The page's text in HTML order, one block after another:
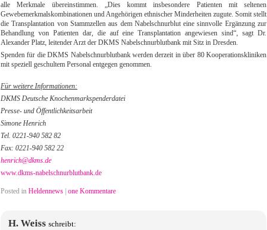
alle Merkmale übereinstimmen. „Dies kommt insbesondere Patienten mit seltenen
Gewebemerkmalskombinationen und Angehörigen ethnischer Minderheiten zugute. Somit stellt
die Transplantation von Stammzellen aus dem Nabelschnurblut eine sinnvolle Ergänzung zur
Behandlung von Patienten dar, die auf eine Transplantation angewiesen sind“, sagt Dr.
Alexander Platz, leitender Arzt der DKMS Nabelschnurblutbank mit Sitz in Dresden.
Spenden für die DKMS Nabelschnurblutbank werden derzeit in über 80 Kooperationskliniken
mit speziell geschultem Personal entgegen genommen.
Für weitere Informationen:
DKMS Deutsche Knochenmarkspenderdatei
Presse- und Öffentlichkeitsarbeit
Simone Henrich
Tel. 0221-940 582 82
Fax: 0221-940 582 22
henrich@dkms.de
www.dkms-nabelschnurblutbank.de
Posted in Heldennews one Kommentare
H. Weiss schreibt: